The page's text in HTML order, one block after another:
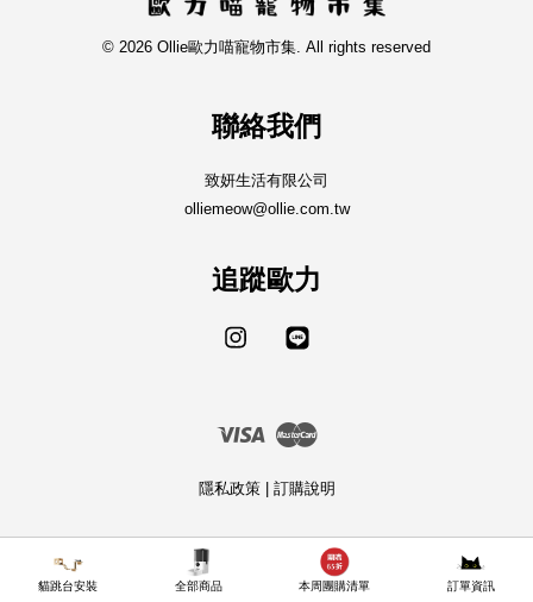
© 2026 Ollie歐力喵寵物市集. All rights reserved
聯絡我們
致妍生活有限公司
olliemeow@ollie.com.tw
追蹤歐力
Instagram
Visa Master
隱私政策| 訂購說明
貓跳台安裝 全部商品 本周團購清單 訂單資訊